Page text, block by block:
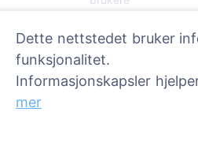
Innstillinger for
Dette nettstedet bruker
funksjonalitet.
Informasjonskapsler
mer